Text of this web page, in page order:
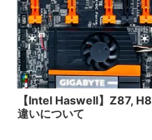
【Intel Haswell】Z87,
違いについて